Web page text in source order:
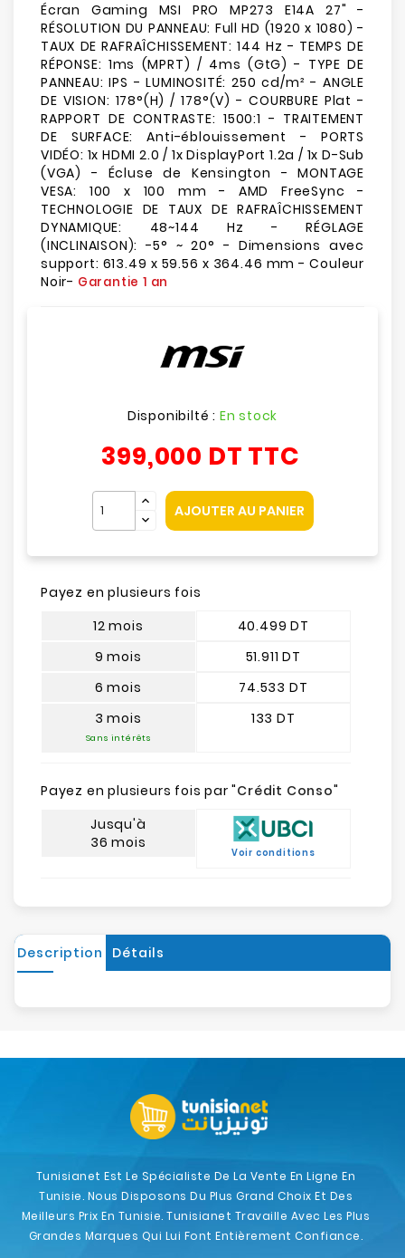
Écran Gaming MSI PRO MP273 E14A 27" -
RÉSOLUTION DU PANNEAU: Full HD (1920 x 1080) -
TAUX DE RAFRAÎCHISSEMENT: 144 Hz - TEMPS DE
RÉPONSE: 1ms (MPRT) / 4ms (GtG) - TYPE DE
PANNEAU: IPS - LUMINOSITÉ: 250 cd/m² - ANGLE
DE VISION: 178°(H) / 178°(V) - COURBURE Plat -
RAPPORT DE CONTRASTE: 1500:1 - TRAITEMENT
DE SURFACE: Anti-éblouissement - PORTS
VIDÉO: 1x HDMI 2.0 / 1x DisplayPort 1.2a / 1x D-Sub
(VGA) - Écluse de Kensington - MONTAGE
VESA: 100 x 100 mm - AMD FreeSync -
TECHNOLOGIE DE TAUX DE RAFRAÎCHISSEMENT
DYNAMIQUE: 48~144 Hz - RÉGLAGE
(INCLINAISON): -5° ~ 20° - Dimensions avec
support: 613.49 x 59.56 x 364.46 mm - Couleur
Noir- Garantie 1 an
Disponibilté : En stock
399,000 DT TTC
AJOUTER AU PANIER
Payez en plusieurs fois
12 mois
9 mois
6 mois
3 mois
Sans intérêts
40.499 DT
51.911 DT
74.533 DT
133 DT
Payez en plusieurs fois par "Crédit Conso"
Jusqu'à
36 mois
Voir conditions
Description Détails
Tunisianet Est Le Spécialiste De La Vente En Ligne En
Tunisie. Nous Disposons Du Plus Grand Choix Et Des
Meilleurs Prix En Tunisie. Tunisianet Travaille Avec Les Plus
Grandes Marques Qui Lui Font Entièrement Confiance.